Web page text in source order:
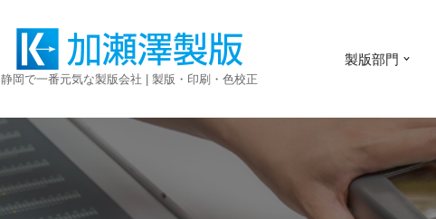
静岡で一番元気な製版会社 | 製版・印刷・色校正
製版部門